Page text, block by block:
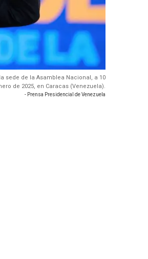
sede de la Asamblea Nacional, a 10
de 2025, en Caracas (Venezuela).
- Prensa Presidencial de Venezuela